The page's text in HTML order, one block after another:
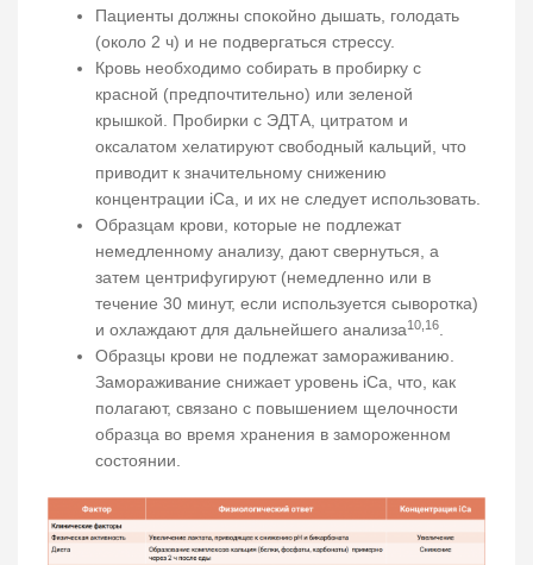
Пациенты должны спокойно дышать, голодать
(около 2 ч) и не подвергаться стрессу.
Кровь необходимо собирать в пробирку с
красной (предпочтительно) или зеленой
крышкой. Пробирки с ЭДТА, цитратом и
оксалатом хелатируют свободный кальций, что
приводит к значительному снижению
концентрации iCa, и их не следует использовать.
Образцам крови, которые не подлежат
немедленному анализу, дают свернуться, а
затем центрифугируют (немедленно или в
течение 30 минут, если используется сыворотка)
и охлаждают для дальнейшего анализа10,16
Образцы крови не подлежат замораживанию.
Замораживание снижает уровень iCa, что, как
полагают, связано с повышением щелочности
образца во время хранения в замороженном
состоянии.